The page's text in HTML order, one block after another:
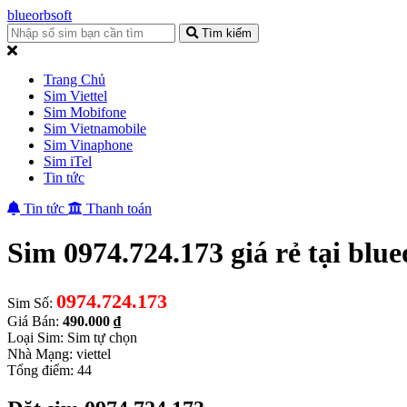
blueorbsoft
Tìm kiếm
Trang Chủ
Sim Viettel
Sim Mobifone
Sim Vietnamobile
Sim Vinaphone
Sim iTel
Tin tức
Tin tức
Thanh toán
Sim 0974.724.173 giá rẻ tại
Sim Số: 0974.724.173
Giá Bán: 490.000 ₫
Loại Sim: Sim tự chọn
Nhà Mạng: viettel
Tổng điểm: 44